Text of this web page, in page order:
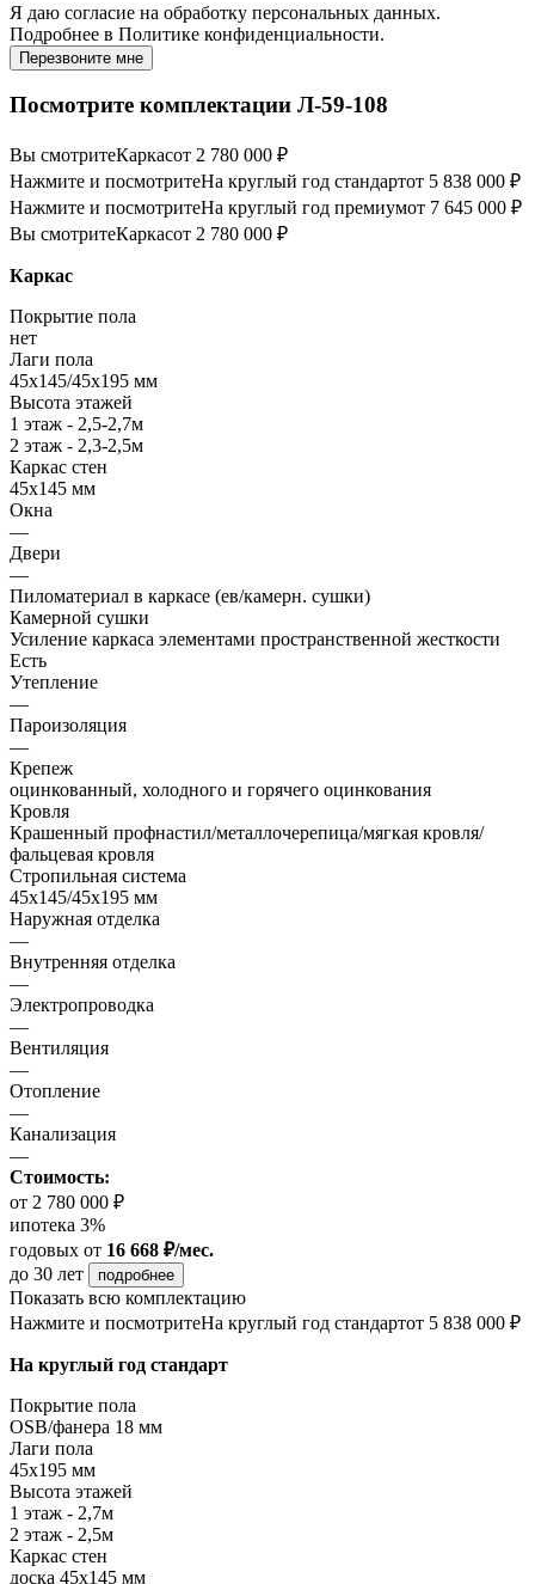
Я даю согласие на обработку персональных данных.
Подробнее в Политике конфиденциальности.
Перезвоните мне
Посмотрите комплектации Л-59-108
Вы смотритеКаркасот 2 780 000 ₽
Нажмите и посмотритеНа круглый год стандартот 5 838 000 ₽
Нажмите и посмотритеНа круглый год премиумот 7 645 000 ₽
Вы смотритеКаркасот 2 780 000 ₽
Каркас
Покрытие пола
нет
Лаги пола
45х145/45х195 мм
Высота этажей
1 этаж - 2,5-2,7м
2 этаж - 2,3-2,5м
Каркас стен
45х145 мм
Окна
—
Двери
—
Пиломатериал в каркасе (ев/камерн. сушки)
Камерной сушки
Усиление каркаса элементами пространственной жесткости
Есть
Утепление
—
Пароизоляция
—
Крепеж
оцинкованный, холодного и горячего оцинкования
Кровля
Крашенный профнастил/металлочерепица/мягкая кровля/
фальцевая кровля
Стропильная система
45х145/45х195 мм
Наружная отделка
—
Внутренняя отделка
—
Электропроводка
—
Вентиляция
—
Отопление
—
Канализация
—
Стоимость:
от 2 780 000 ₽
ипотека 3%
годовых от 16 668 ₽/мес.
до 30 лет
подробнее
Показать всю комплектацию
Нажмите и посмотритеНа круглый год стандартот 5 838 000 ₽
На круглый год стандарт
Покрытие пола
ОSB/фанера 18 мм
Лаги пола
45х195 мм
Высота этажей
1 этаж - 2,7м
2 этаж - 2,5м
Каркас стен
доска 45х145 мм